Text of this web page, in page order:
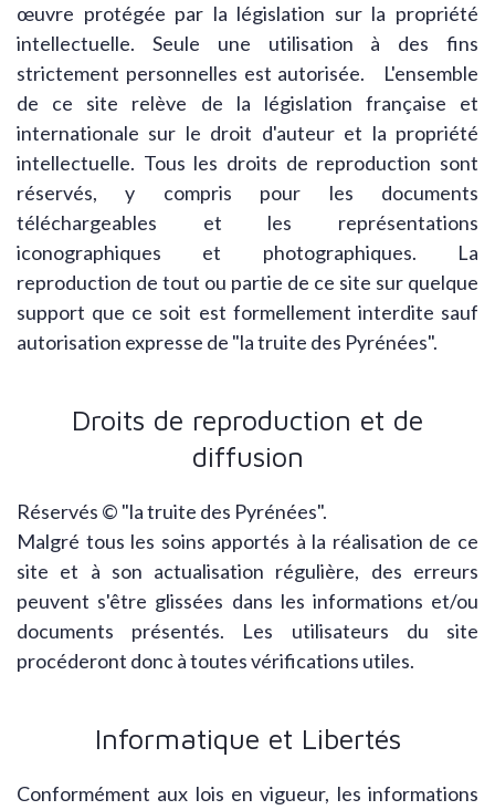
œuvre protégée par la législation sur la propriété
intellectuelle. Seule une utilisation à des fins
strictement personnelles est autorisée. L'ensemble
de ce site relève de la législation française et
internationale sur le droit d'auteur et la propriété
intellectuelle. Tous les droits de reproduction sont
réservés, y compris pour les documents
téléchargeables et les représentations
iconographiques et photographiques. La
reproduction de tout ou partie de ce site sur quelque
support que ce soit est formellement interdite sauf
autorisation expresse de "la truite des Pyrénées".
Droits de reproduction et de
diffusion
Réservés © "la truite des Pyrénées".
Malgré tous les soins apportés à la réalisation de ce
site et à son actualisation régulière, des erreurs
peuvent s'être glissées dans les informations et/ou
documents présentés. Les utilisateurs du site
procéderont donc à toutes vérifications utiles.
Informatique et Libertés
Conformément aux lois en vigueur, les informations